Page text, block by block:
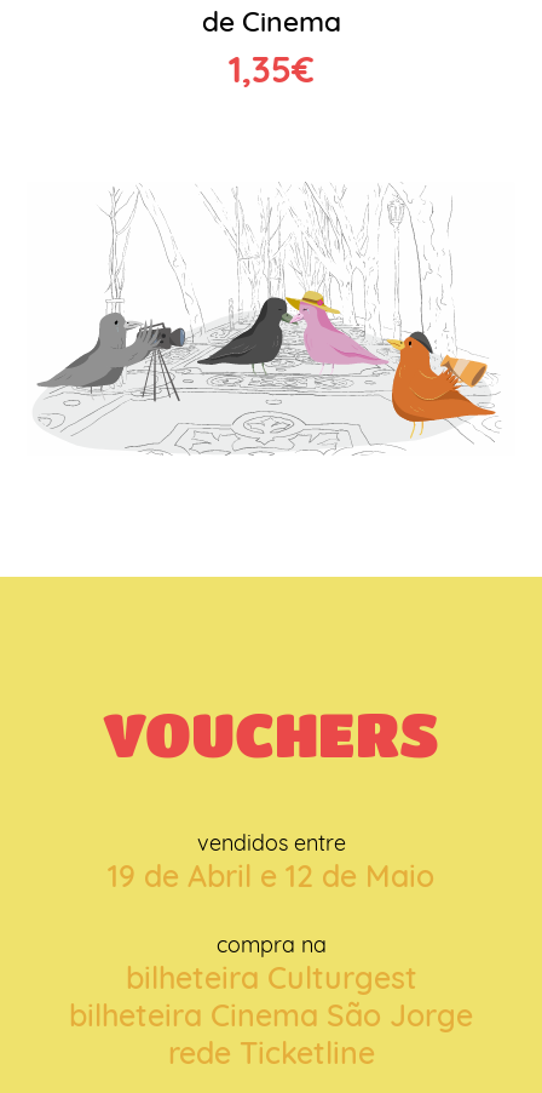
de Cinema
1,35€
VOUCHERS
vendidos entre
19 de Abril e 12 de Maio
compra na
bilheteira Culturgest
bilheteira Cinema São Jorge
rede Ticketline